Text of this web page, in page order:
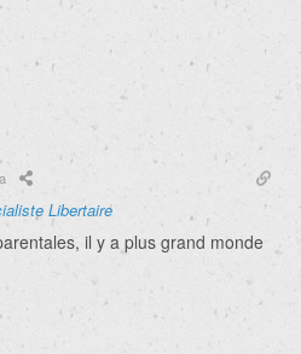
Libertaire
il y a plus grand monde